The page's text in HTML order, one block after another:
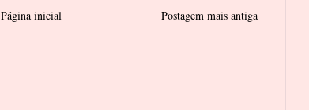
Postagem mais antiga
Página inicial